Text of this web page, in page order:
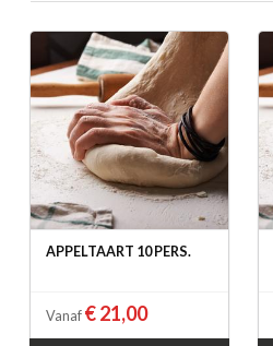
APPELTAART 10 PERS.
Vanaf € 21,00